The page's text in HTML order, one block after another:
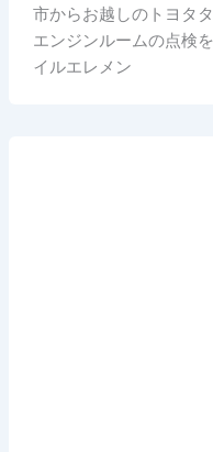
市からお越しのトヨタ
エンジンルームの点検
イルエレメン